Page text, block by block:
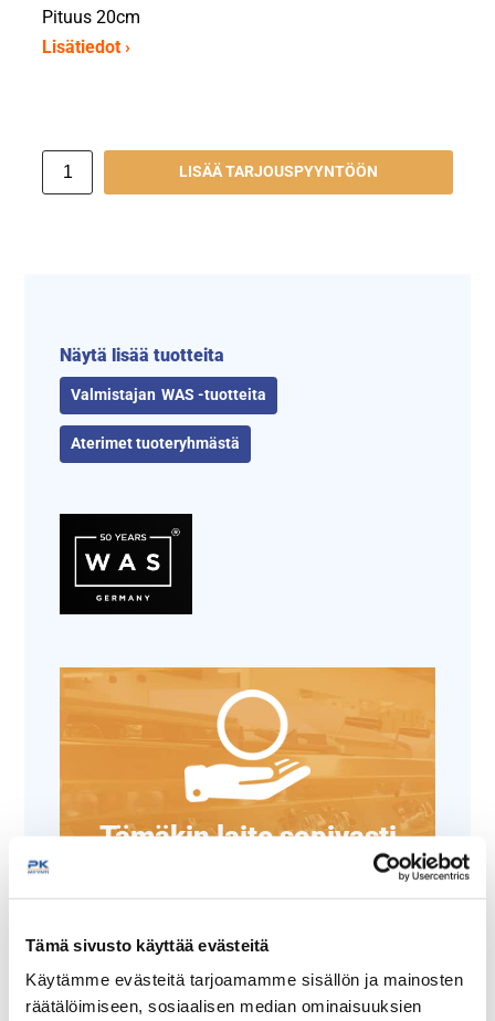
Tämä sivusto käyttää evästeitä
Käytämme evästeitä tarjoamamme sisällön ja mainosten
räätälöimiseen, sosiaalisen median ominaisuuksien
Pituus 20cm
Lisätiedot ›
LISÄÄ TARJOUSPYYNTÖÖN
Näytä lisää tuotteita
WAS -tuotteita
Aterimet tuoteryhmästä
Tämäkin laite sopivasti